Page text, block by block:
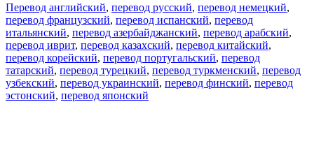
Перевод английский, перевод русский, перевод немецкий,
перевод французский, перевод испанский, перевод
итальянский, перевод азербайджанский, перевод арабский,
перевод иврит, перевод казахский, перевод китайский,
перевод корейский, перевод португальский, перевод
татарский, перевод турецкий, перевод туркменский, перевод
узбекский, перевод украинский, перевод финский, перевод
эстонский, перевод японский